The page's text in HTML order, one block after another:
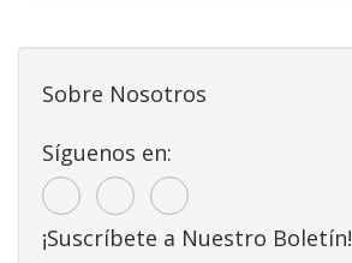
Sobre Nosotros
Síguenos en:
¡Suscríbete a Nuestro Boletín!